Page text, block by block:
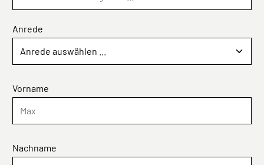
Anrede
Vorname
Nachname